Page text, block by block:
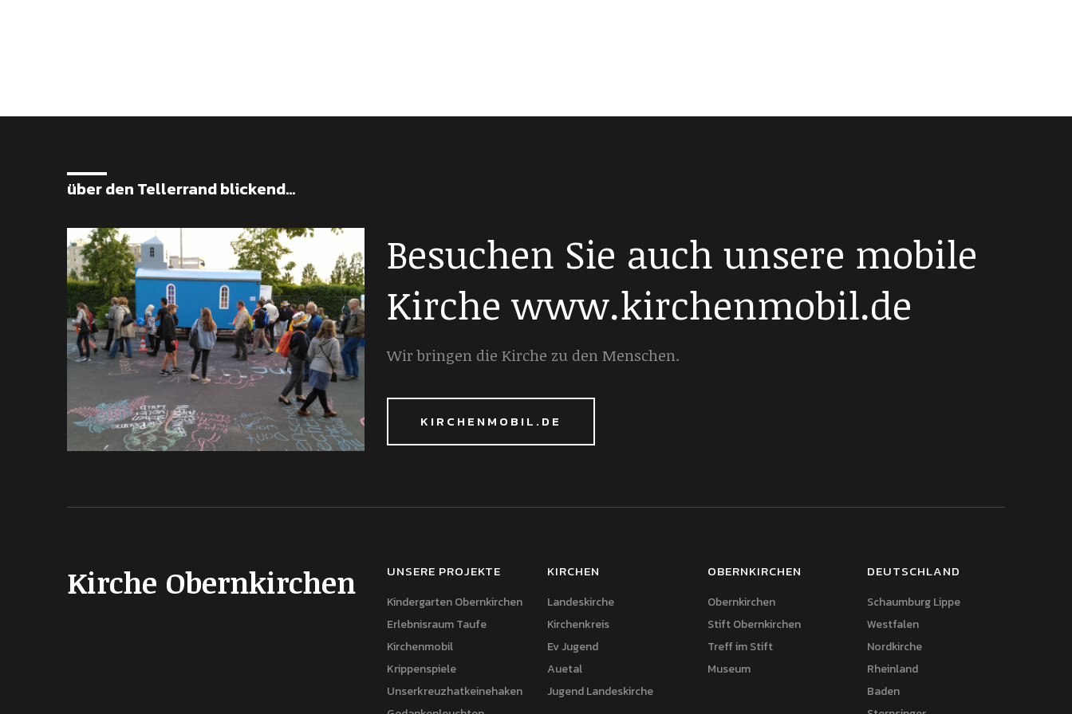
über den Tellerrand blickend...
Besuchen Sie auch unsere mobile
Kirche www.kirchenmobil.de
Wir bringen die Kirche zu den Menschen.
KIRCHENMOBIL.DE
Kirche Obernkirchen UNSERE PROJEKTE
Kindergarten Obernkirchen
Erlebnisraum Taufe
Kirchenmobil
Krippenspiele
Unserkreuzhatkeinehaken
KIRCHEN
Landeskirche
Kirchenkreis
Ev Jugend
Auetal
Jugend Landeskirche
OBERNKIRCHEN
Obernkirchen
Stift Obernkirchen
Treff im Stift
Museum
DEUTSCHLAND
Schaumburg Lippe
Westfalen
Nordkirche
Rheinland
Baden